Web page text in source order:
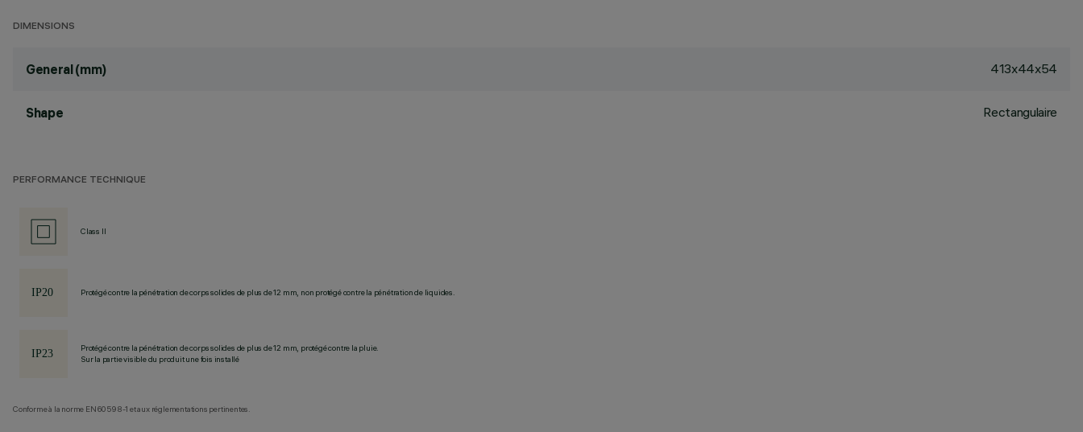
DIMENSIONS
General (mm) 413x44x54
Shape Rectangulaire
PERFORMANCE TECHNIQUE
Class II
Protégé contre la pénétration de corps solides de plus de 12 mm, non protégé contre la pénétration de liquides.
Protégé contre la pénétration de corps solides de plus de 12 mm, protégé contre la pluie.
Sur la partie visible du produit une fois installé
Conforme à la norme EN60598-1 et aux réglementations pertinentes.